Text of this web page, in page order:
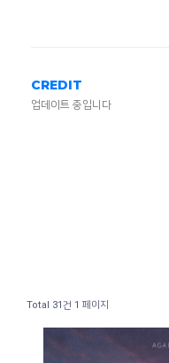
CREDIT
업데이트 중입니다
Total 31건 1 페이지